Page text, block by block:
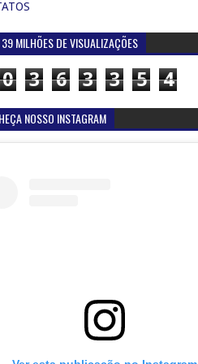
MILHÕES DE VISUALIZAÇÕES
0 3 6 3 3 5 4
NOSSO INSTAGRAM